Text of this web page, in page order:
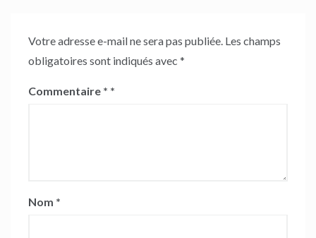
Votre adresse e-mail ne sera pas publiée. Les champs
obligatoires sont indiqués avec *
Commentaire *
Nom *